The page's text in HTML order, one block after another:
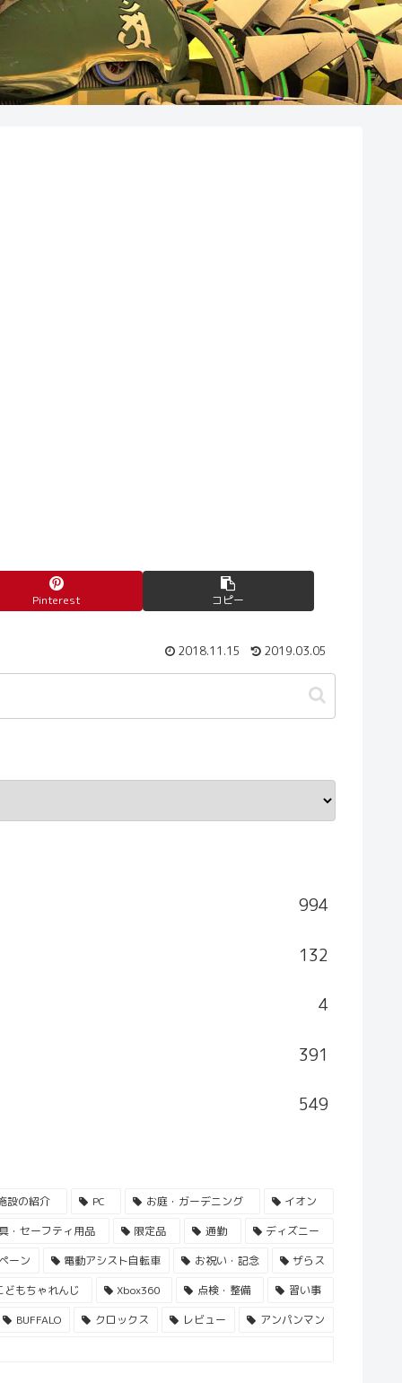
Pinterest コピー
2018.11.15 2019.03.05
994
132
4
391
549
設の紹介 PC お庭・ガーデニング
イオン
・セーフティ用品
限定品 通勤
ディズニー
ーン
電動アシスト自転車 お祝い・記念
ザらス
どもちゃれんじ
Xbox360 点検・整備
習い事
BUFFALO
クロックス レビュー アンパンマン